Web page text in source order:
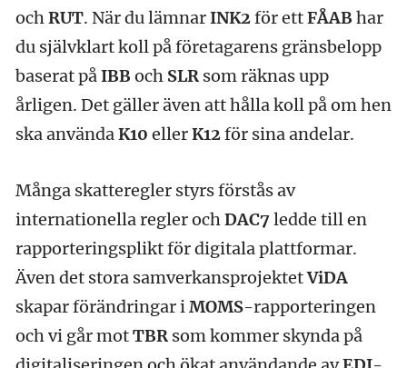
ochRUT. När du lämnarINK2för ettFÅAB har
du självklart koll på företagarens gränsbelopp
baserat påIBB och SLR som räknas upp
årligen. Det gäller även att hålla koll på om hen
ska användaK10 ellerK12för sina andelar.
Många skatteregler styrs förstås av
internationella regler ochDAC7 ledde till en
rapporteringsplikt för digitala plattformar.
Även det stora samverkansprojektetViDA
skapar förändringar iMOMS-rapporteringen
och vi går motTBR som kommer skynda på